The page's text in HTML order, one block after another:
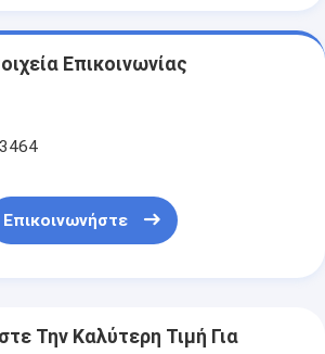
Επικοινωνίας
Επικοινωνήστε
Την Καλύτερη Τιμή Για